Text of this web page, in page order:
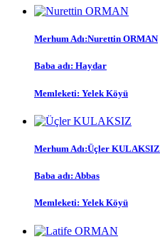
Merhum Adı:Nurettin ORMAN
Baba adı: Haydar
Memleketi: Yelek Köyü
Merhum Adı:Üçler KULAKSIZ
Baba adı: Abbas
Memleketi: Yelek Köyü